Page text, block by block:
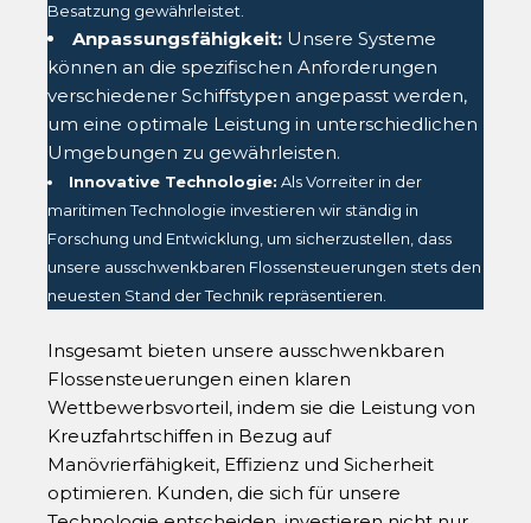
Besatzung gewährleistet.
Anpassungsfähigkeit: Unsere Systeme
können an die spezifischen Anforderungen
verschiedener Schiffstypen angepasst werden,
um eine optimale Leistung in unterschiedlichen
Umgebungen zu gewährleisten.
Innovative Technologie: Als Vorreiter in der
maritimen Technologie investieren wir ständig in
Forschung und Entwicklung, um sicherzustellen, dass
unsere ausschwenkbaren Flossensteuerungen stets den
neuesten Stand der Technik repräsentieren.
Insgesamt bieten unsere ausschwenkbaren
Flossensteuerungen einen klaren
Wettbewerbsvorteil, indem sie die Leistung von
Kreuzfahrtschiffen in Bezug auf
Manövrierfähigkeit, Effizienz und Sicherheit
optimieren. Kunden, die sich für unsere